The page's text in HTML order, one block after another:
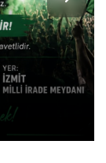
Çağrısı